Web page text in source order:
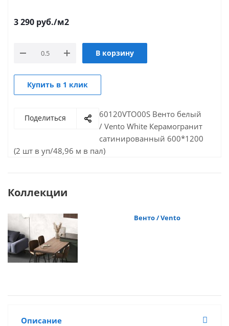
3 290 руб./м2
В корзину
Купить в 1 клик
Поделиться
60120VTO00S Венто белый
/ Vento White Керамогранит
сатинированный 600*1200
(2 шт в уп/48,96 м в пал)
Коллекции
Венто / Vento
Описание